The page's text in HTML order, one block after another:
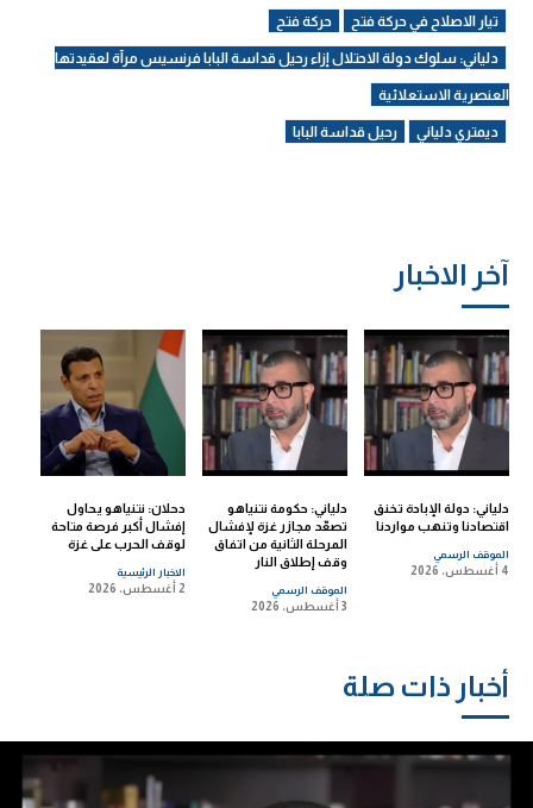
آخر الاخبار
دلياني: دولة الإبادة تخنق
اقتصادنا وتنهب مواردنا
الموقف الرسمي
4 أغسطس، 2026
دلياني: حكومة نتنياهو
تصعّد مجازر غزة لإفشال
المرحلة الثانية من اتفاق
وقف إطلاق النار
الموقف الرسمي
3 أغسطس، 2026
دحلان: نتنياهو يحاول
إفشال أكبر فرصة متاحة
لوقف الحرب على غزة
الاخبار الرئيسية
2 أغسطس، 2026
تيار الاصلاح في حركة فتح حركة فتح
دلياني: سلوك دولة الاحتلال إزاء رحيل قداسة البابا فرنسيس مرآة لعقيدتها
العنصرية الاستعلائية
ديمتري دلياني رحيل قداسة البابا
أخبار ذات صلة